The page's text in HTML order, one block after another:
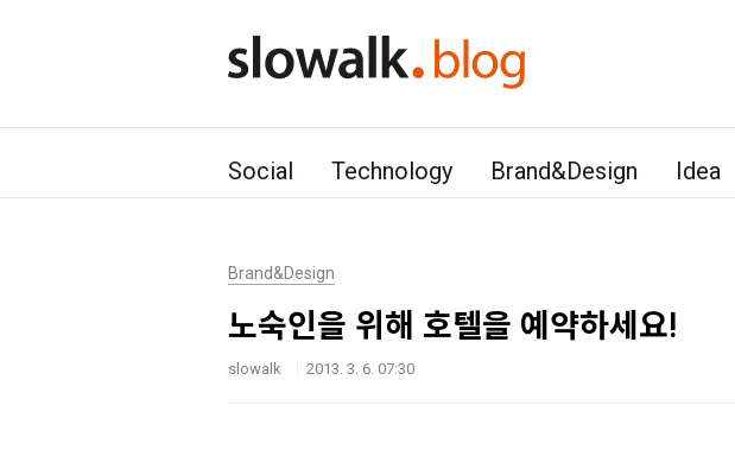
Social Technology Brand&Design Idea
Brand&Design
노숙인을 위해 호텔을 예약하세요!
slowalk 2013. 3. 6. 07:30